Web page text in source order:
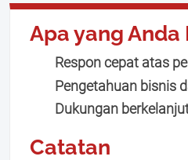
Apa yang Anda
Respon cepat atas
Pengetahuan bisnis
Dukungan
Catatan